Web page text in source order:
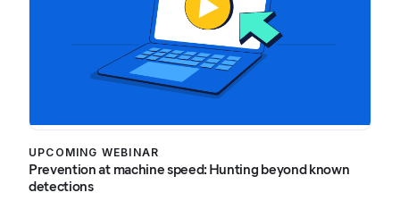
UPCOMING WEBINAR
Prevention at machine speed: Hunting beyond known
detections